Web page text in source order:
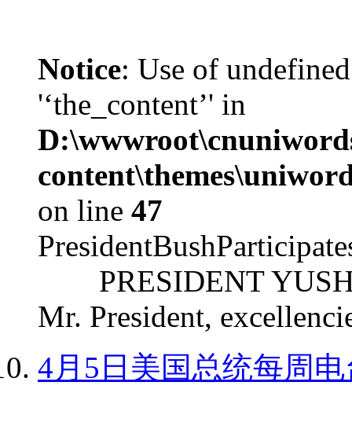
Notice: Use of
'‘the_content’' in
on line 47
PRESIDENT
Mr. President,
4月5日美国总统每周